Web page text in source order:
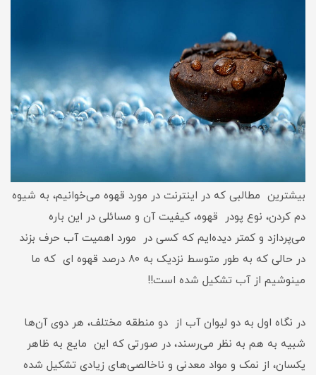
بیشترین مطالبی که در اینترنت در مورد قهوه می‌خوانیم، به شیوه
دم کردن، نوع پودر قهوه، کیفیت آن و مسائلی در این باره
می‌پردازد و کمتر دیده‌ایم که کسی در مورد اهمیت آب حرف بزند
در حالی که به طور متوسط نزدیک به 80 درصد قهوه ای که ما
مینوشیم از آب تشکیل شده است!!
در نگاه اول به دو لیوان آب از دو منطقه مختلف، هر دوی آن‌ها
شبیه به هم به نظر می‌رسند، در صورتی که این مایع به ظاهر
یکسان، از نمک و مواد معدنی و ناخالصی‌های زیادی تشکیل شده